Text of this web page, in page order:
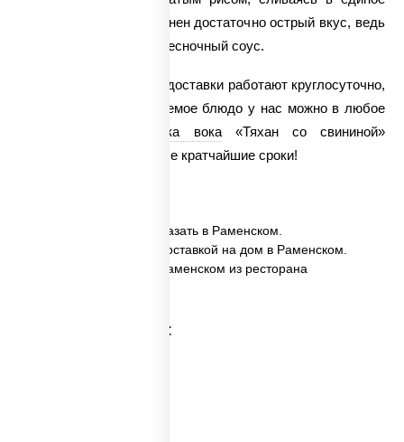
целое. Блюду свойственен достаточно острый вкус, ведь
в его составе имеется чесночный соус.
Наши повара и служба доставки работают круглосуточно,
поэтому заказать желаемое блюдо у нас можно в любое
Доставка вока«Тяхан со свининой»
осуществляется в самые кратчайшие сроки!
✅ Тяхан со свининой заказать в Раменском.
✅ Тяхан со свининой с доставкой на дом в Раменском.
✅ Тяхан со свининой в Раменском из ресторана
Категории товара: